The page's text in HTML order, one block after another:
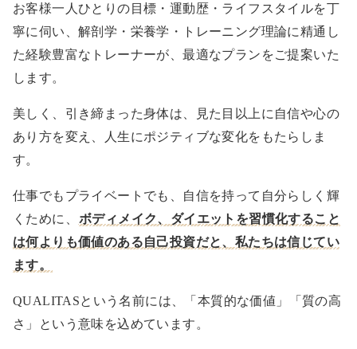
お客様一人ひとりの目標・運動歴・ライフスタイルを丁
寧に伺い、解剖学・栄養学・トレーニング理論に精通し
た経験豊富なトレーナーが、最適なプランをご提案いた
します。
美しく、引き締まった身体は、見た目以上に自信や心の
あり方を変え、人生にポジティブな変化をもたらしま
す。
仕事でもプライベートでも、自信を持って自分らしく輝
くために、 ボディメイク、ダイエットを習慣化すること
は何よりも価値のある自己投資だと、私たちは信じてい
ます。
QUALITASという名前には、「本質的な価値」「質の高
さ」という意味を込めています。